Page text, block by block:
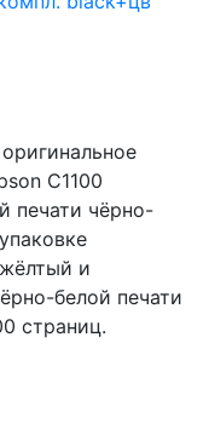
C1100
печати чёрно-
и
белой печати
страниц.